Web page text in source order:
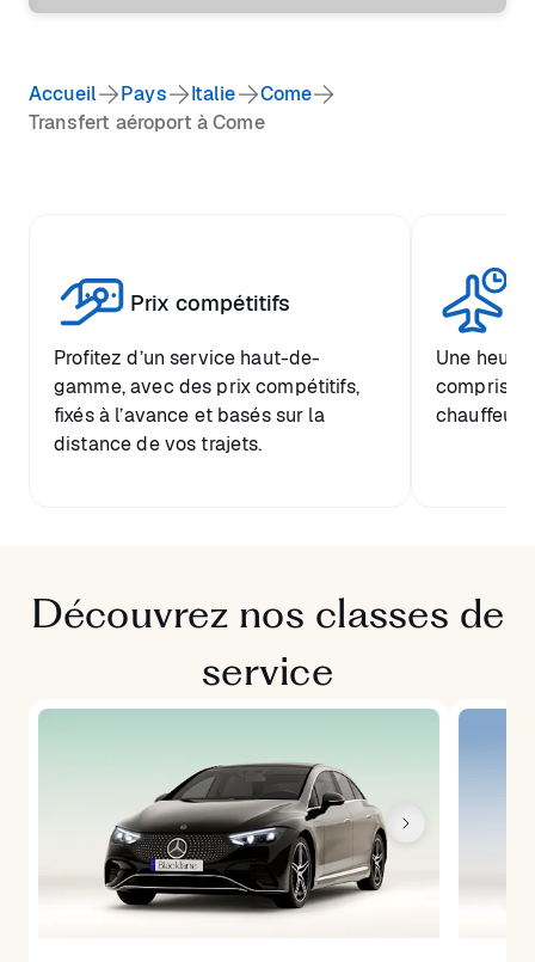
Accueil Pays Italie
Come
Transfert aéroport à Come
Prix compétitifs
Profitez d’un service haut-de-
gamme, avec des prix compétitifs,
fixés à l’avance et basés sur la
distance de vos trajets.
Une heure
comprise
chauffeur.
Découvrez nos classes de
service